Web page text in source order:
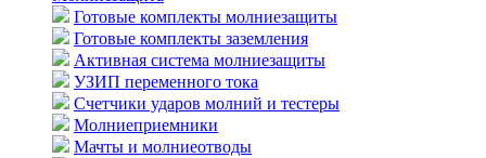
Готовые комплекты молниезащиты
Готовые комплекты заземления
Активная система молниезащиты
УЗИП переменного тока
Счетчики ударов молний и тестеры
Молниеприемники
Мачты и молниеотводы